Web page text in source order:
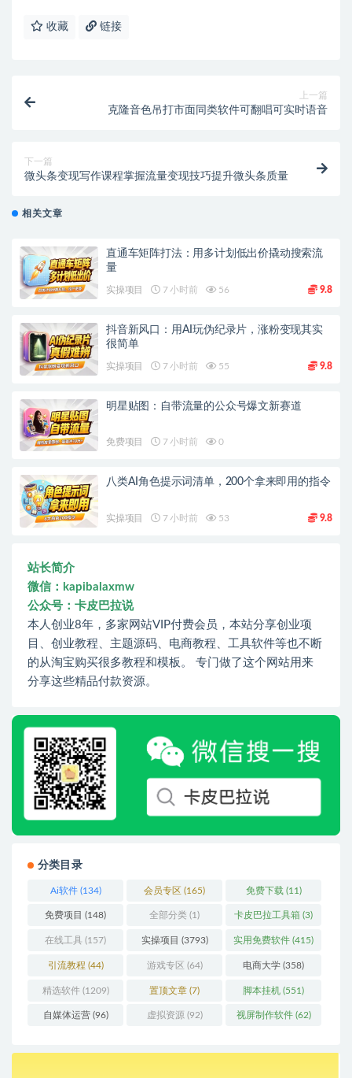
收藏 链接
上一篇
克隆音色吊打市面同类软件可翻唱可实时语音
下一篇
微头条变现写作课程掌握流量变现技巧提升微头条质量
相关文章
直通车矩阵打法：用多计划低出价撬动搜索流
量
实操项目 7 小时前 56 9.8
抖音新风口：用AI玩伪纪录片，涨粉变现其实
很简单
实操项目 7 小时前 55 9.8
明星贴图：自带流量的公众号爆文新赛道
免费项目 7 小时前 0
八类AI角色提示词清单，200个拿来即用的指令
实操项目 7 小时前 53 9.8
站长简介
微信：kapibalaxmw
公众号：卡皮巴拉说
本人创业8年，多家网站VIP付费会员，本站分享创业项
目、创业教程、主题源码、电商教程、工具软件等也不断
的从淘宝购买很多教程和模板。 专门做了这个网站用来
分享这些精品付款资源。
分类目录
Ai软件(134) 会员专区 (165) 免费下载 (11)
免费项目 (148) 全部分类 (1) 卡皮巴拉工具箱 (3)
在线工具 (157) 实操项目 (3793) 实用免费软件 (415)
引流教程 (44) 游戏专区 (64) 电商大学 (358)
精选软件(1209) 置顶文章 (7) 脚本挂机 (551)
自媒体运营(96) 虚拟资源(92) 视屏制作软件(62)